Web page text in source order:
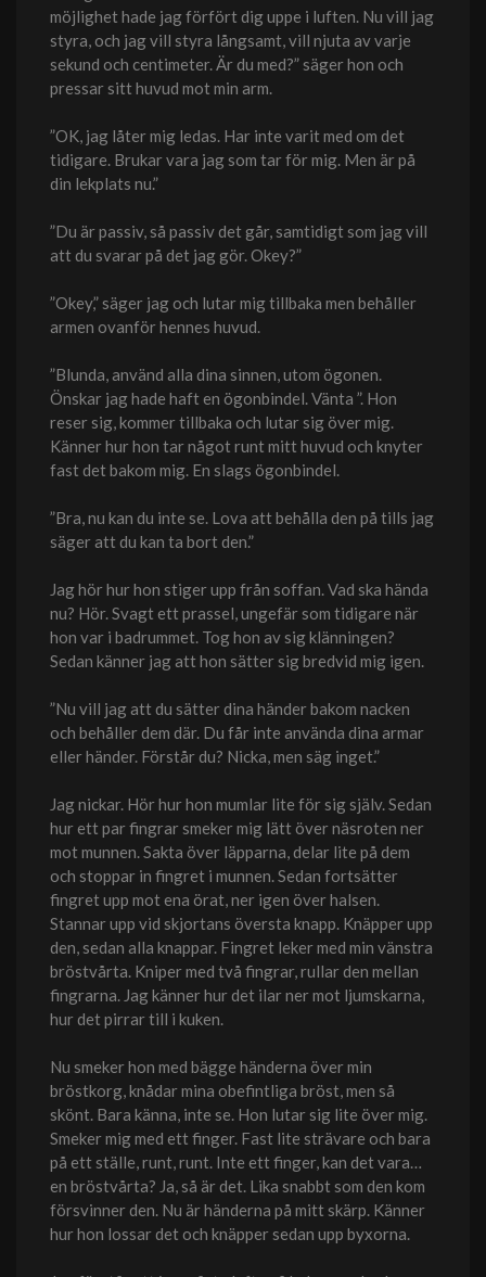
möjlighet hade jag förfört dig uppe i luften. Nu vill jag
styra, och jag vill styra långsamt, vill njuta av varje
sekund och centimeter. Är du med?” säger hon och
pressar sitt huvud mot min arm.
”OK, jag låter mig ledas. Har inte varit med om det
tidigare. Brukar vara jag som tar för mig. Men är på
din lekplats nu.”
”Du är passiv, så passiv det går, samtidigt som jag vill
att du svarar på det jag gör. Okey?”
”Okey,” säger jag och lutar mig tillbaka men behåller
armen ovanför hennes huvud.
”Blunda, använd alla dina sinnen, utom ögonen.
Önskar jag hade haft en ögonbindel. Vänta ”. Hon
reser sig, kommer tillbaka och lutar sig över mig.
Känner hur hon tar något runt mitt huvud och knyter
fast det bakom mig. En slags ögonbindel.
”Bra, nu kan du inte se. Lova att behålla den på tills jag
säger att du kan ta bort den.”
Jag hör hur hon stiger upp från soffan. Vad ska hända
nu? Hör. Svagt ett prassel, ungefär som tidigare när
hon var i badrummet. Tog hon av sig klänningen?
Sedan känner jag att hon sätter sig bredvid mig igen.
”Nu vill jag att du sätter dina händer bakom nacken
och behåller dem där. Du får inte använda dina armar
eller händer. Förstår du? Nicka, men säg inget.”
Jag nickar. Hör hur hon mumlar lite för sig själv. Sedan
hur ett par fingrar smeker mig lätt över näsroten ner
mot munnen. Sakta över läpparna, delar lite på dem
och stoppar in fingret i munnen. Sedan fortsätter
fingret upp mot ena örat, ner igen över halsen.
Stannar upp vid skjortans översta knapp. Knäpper upp
den, sedan alla knappar. Fingret leker med min vänstra
bröstvårta. Kniper med två fingrar, rullar den mellan
fingrarna. Jag känner hur det ilar ner mot ljumskarna,
hur det pirrar till i kuken.
Nu smeker hon med bägge händerna över min
bröstkorg, knådar mina obefintliga bröst, men så
skönt. Bara känna, inte se. Hon lutar sig lite över mig.
Smeker mig med ett finger. Fast lite strävare och bara
på ett ställe, runt, runt. Inte ett finger, kan det vara…
en bröstvårta? Ja, så är det. Lika snabbt som den kom
försvinner den. Nu är händerna på mitt skärp. Känner
hur hon lossar det och knäpper sedan upp byxorna.